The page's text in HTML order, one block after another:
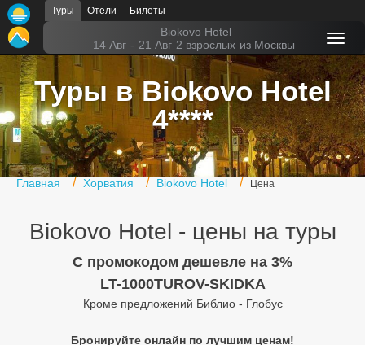
Туры Отели Билеты
Biokovo Hotel
14 Авг - 21 Авг 2 взрослых из Москвы
Туры в Biokovo Hotel
4****
Главная Хорватия Biokovo Hotel Цена
Biokovo Hotel - цены на туры
C промокодом дешевле на 3%
LT-1000TUROV-SKIDKA
Кроме предложений Библио - Глобус
Бронируйте онлайн по лучшим ценам!
Главная
Горящие туры
Туры в Турцию
Туры в Египет
Туры в ОАЭ
Помощь
Подборки отелей